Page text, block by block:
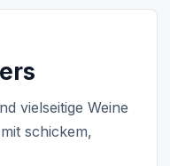
vielseitige Weine
schickem,